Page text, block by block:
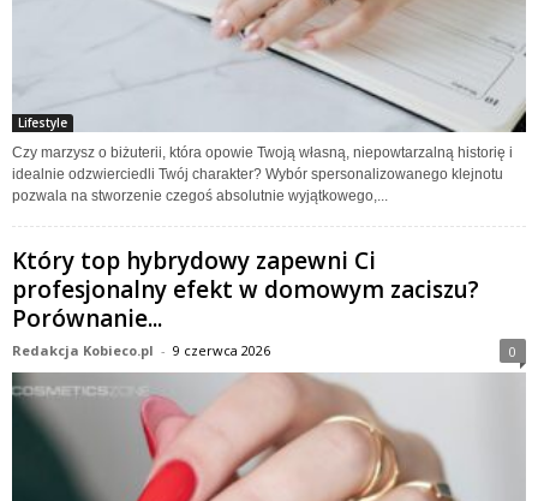
Lifestyle
Czy marzysz o biżuterii, która opowie Twoją własną, niepowtarzalną historię i
idealnie odzwierciedli Twój charakter? Wybór spersonalizowanego klejnotu
pozwala na stworzenie czegoś absolutnie wyjątkowego,...
Który top hybrydowy zapewni Ci
profesjonalny efekt w domowym zaciszu?
Porównanie...
Redakcja Kobieco.pl - 9 czerwca 2026 0